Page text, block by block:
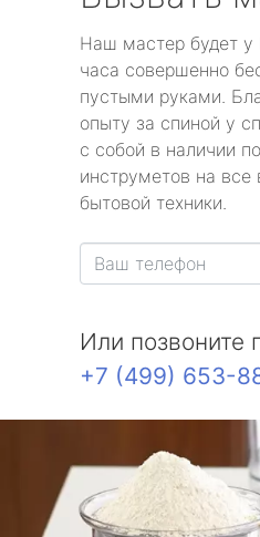
Наш мастер будет у
часа совершенно
пустыми руками.
опыту за спиной у
с собой в наличии
инструметов на
бытовой техники.
Или позвоните
+7 (499) 653-